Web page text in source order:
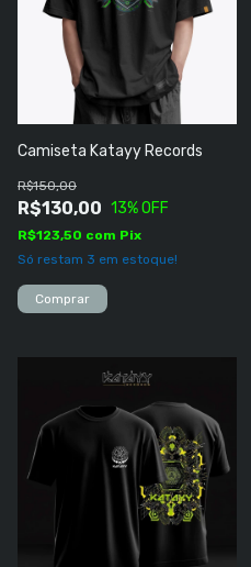
Camiseta Katayy Records
R$130,00
R$150,00
13% OFF
R$123,50 com Pix
Só restam 3 em estoque!
Comprar